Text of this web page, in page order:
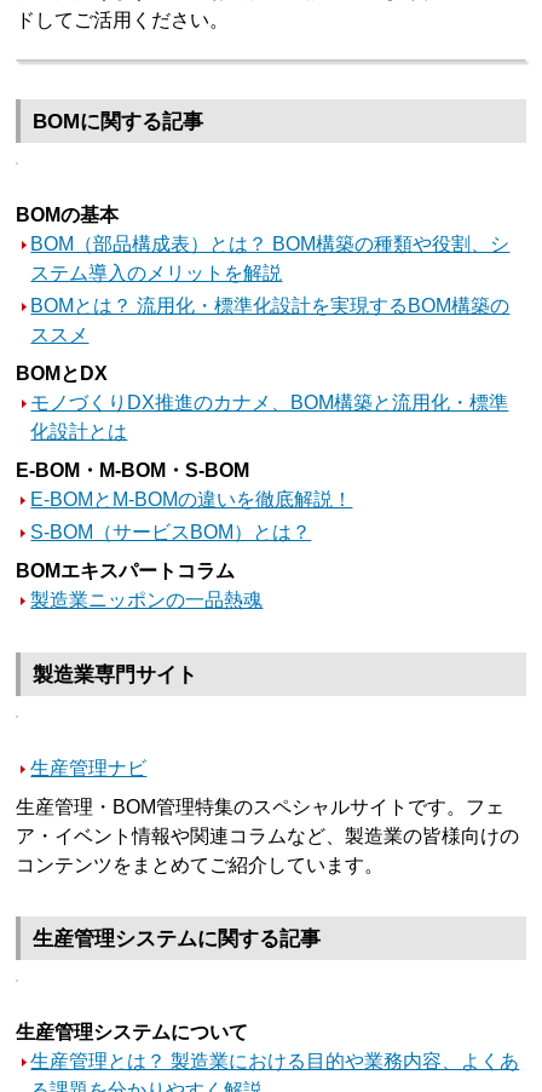
ドしてご活用ください。
BOMに関する記事
BOMの基本
BOM（部品構成表）とは？ BOM構築の種類や役割、シ
ステム導入のメリットを解説
BOMとは？ 流用化・標準化設計を実現するBOM構築の
ススメ
BOMとDX
モノづくりDX推進のカナメ、BOM構築と流用化・標準
化設計とは
E-BOM・M-BOM・S-BOM
E-BOMとM-BOMの違いを徹底解説！
S-BOM（サービスBOM）とは？
BOMエキスパートコラム
製造業ニッポンの一品熱魂
製造業専門サイト
生産管理ナビ
生産管理・BOM管理特集のスペシャルサイトです。フェ
ア・イベント情報や関連コラムなど、製造業の皆様向けの
コンテンツをまとめてご紹介しています。
生産管理システムに関する記事
生産管理システムについて
生産管理とは？ 製造業における目的や業務内容、よくあ